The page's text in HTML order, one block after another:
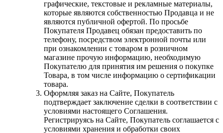
графические, текстовые и рекламные материалы,
которые являются собственностью Продавца и не
являются публичной офертой. По просьбе
Покупателя Продавец обязан предоставить по
телефону, посредством электронной почты или
при ознакомлении с товаром в розничном
магазине прочую информацию, необходимую
Покупателю для принятия им решения о покупке
Товара, в том числе информацию о сертификации
товара.
Оформляя заказ на Сайте, Покупатель
подтверждает заключение сделки в соответствии с
условиями настоящего Соглашения.
Регистрируясь на Сайте, Покупатель соглашается с
условиями хранения и обработки своих